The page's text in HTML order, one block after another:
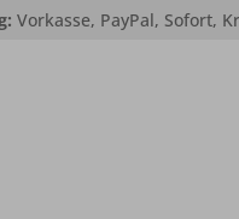
Vorkasse, PayPal, Sofort,